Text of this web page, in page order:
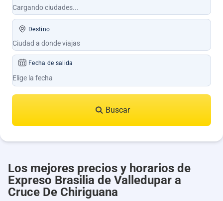
Destino
Fecha de salida
Buscar
Los mejores precios y horarios de
Expreso Brasilia de Valledupar a
Cruce De Chiriguana